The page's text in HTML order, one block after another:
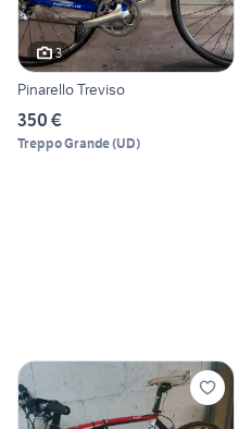
3
Pinarello Treviso
350 €
Treppo Grande(UD)